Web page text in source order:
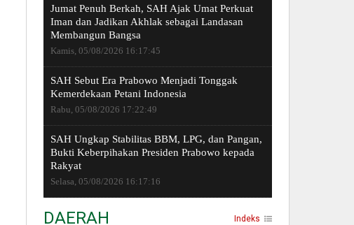
Jumat Penuh Berkah, SAH Ajak Umat Perkuat
Iman dan Jadikan Akhlak sebagai Landasan
Membangun Bangsa
Kamis, 05/08/2026 16:17:45
SAH Sebut Era Prabowo Menjadi Tonggak
Kemerdekaan Petani Indonesia
Rabu, 05/08/2026 17:22:49
SAH Ungkap Stabilitas BBM, LPG, dan Pangan,
Bukti Keberpihakan Presiden Prabowo kepada
Rakyat
Selasa, 05/08/2026 16:17:16
DAERAH Indeks